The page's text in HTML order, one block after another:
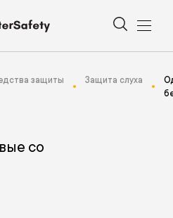
защиты Защита слуха
со